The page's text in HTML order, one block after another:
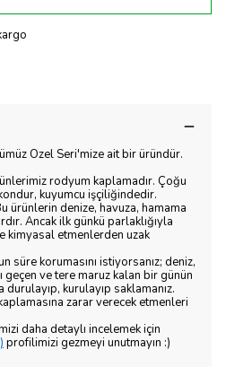
Özel Seri'mize ait bir üründür.
rodyum kaplamadır. Çoğu
kuyumcu işçiliğindedir.
ürünlerin denize, havuza, hamama
Ancak ilk günkü parlaklığıyla
kimyasal etmenlerden uzak
süre korumasını istiyorsanız; deniz,
geçen ve tere maruz kalan bir günün
kurulayıp saklamanız.
zarar verecek etmenleri
daha detaylı incelemek için
profilimizi gezmeyi unutmayın :)